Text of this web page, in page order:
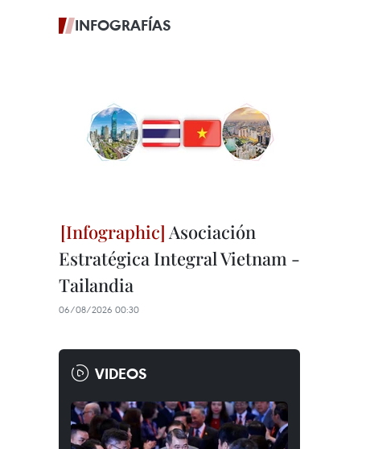
INFOGRAFÍAS
Asociación
Estratégica Integral Vietnam -
Tailandia
06/08/2026 00:30
VIDEOS